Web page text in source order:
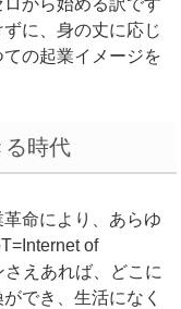
から始める訳です
に、身の丈に応じ
の起業イメージを
る時代
命により、あらゆ
of
えあれば、どこに
でき、生活になく